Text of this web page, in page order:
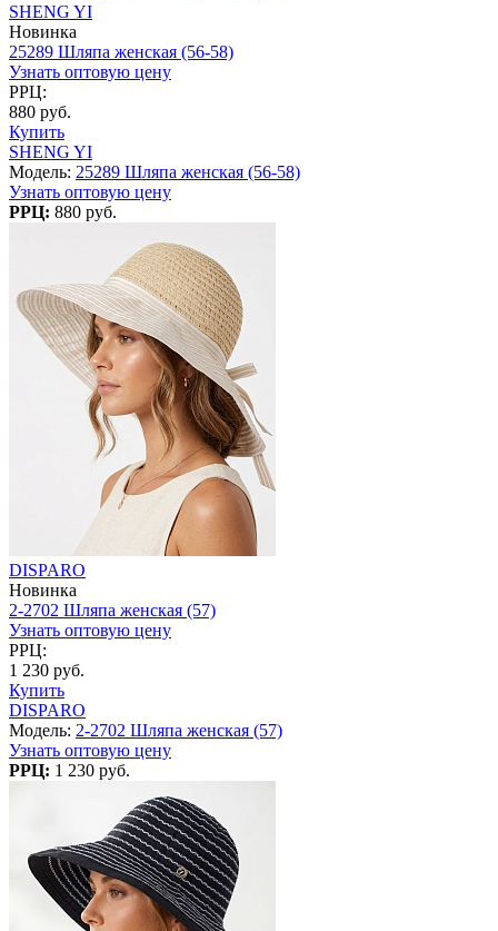
SHENG YI
Новинка
25289 Шляпа женская (56-58)
Узнать оптовую цену
РРЦ:
880 руб.
Купить
SHENG YI
Модель: 25289 Шляпа женская (56-58)
Узнать оптовую цену
РРЦ: 880 руб.
DISPARO
Новинка
2-2702 Шляпа женская (57)
Узнать оптовую цену
РРЦ:
1 230 руб.
Купить
DISPARO
Модель: 2-2702 Шляпа женская (57)
Узнать оптовую цену
РРЦ: 1 230 руб.